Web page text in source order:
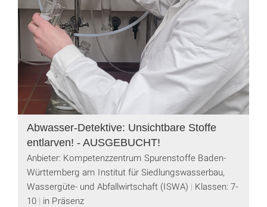
Abwasser-Detektive: Unsichtbare Stoffe
entlarven! - AUSGEBUCHT!
Anbieter: Kompetenzzentrum Spurenstoffe Baden-
Württemberg am Institut für Siedlungswasserbau,
Wassergüte- und Abfallwirtschaft (ISWA)
Klassen: 7-
10 in Präsenz